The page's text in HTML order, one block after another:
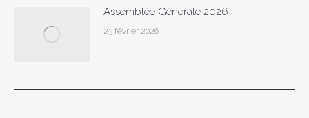
Assemblée Générale 2026
23 février 2026